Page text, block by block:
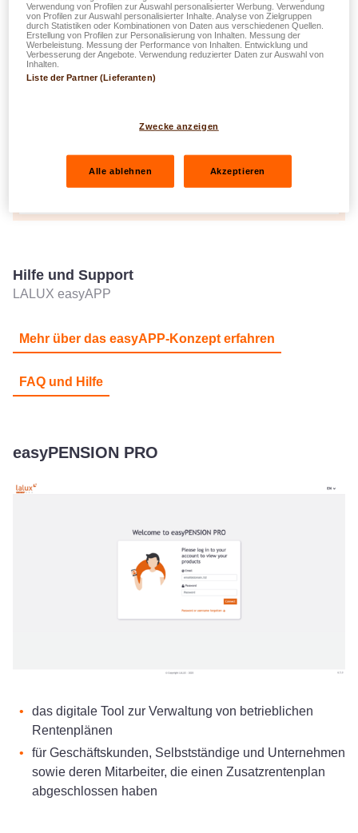
Versicherte eines DKV Luxembourg-Gruppenvertrags
easyAPP Home
LALUX easyAPP
Hilfe und Support
LALUX easyAPP
Mehr über das easyAPP-Konzept erfahren
FAQ und Hilfe
easyPENSION PRO
easyPENSION PRO – verwalten Sie Ihre Betrieblichen
das digitale Tool zur Verwaltung von betrieblichen
Rentenplänen
für Geschäftskunden, Selbstständige und Unternehmen
sowie deren Mitarbeiter, die einen Zusatzrentenplan
abgeschlossen haben
Verwendung von Profilen zur Auswahl personalisierter Werbung. Verwendung
von Profilen zur Auswahl personalisierter Inhalte. Analyse von Zielgruppen
durch Statistiken oder Kombinationen von Daten aus verschiedenen Quellen.
Erstellung von Profilen zur Personalisierung von Inhalten. Messung der
Werbeleistung. Messung der Performance von Inhalten. Entwicklung und
Verbesserung der Angebote. Verwendung reduzierter Daten zur Auswahl von
Inhalten.
Liste der Partner (Lieferanten)
Zwecke anzeigen
Alle ablehnen Akzeptieren